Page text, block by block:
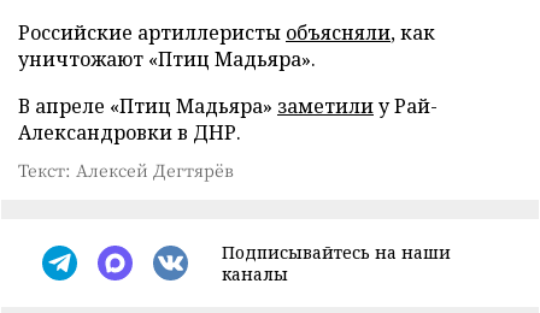
Российские артиллеристы объясняли, как
уничтожают «Птиц Мадьяра».
В апреле «Птиц Мадьяра» заметилиу Рай-
Александровки в ДНР.
Текст: Алексей Дегтярёв
Подписывайтесь на наши
каналы